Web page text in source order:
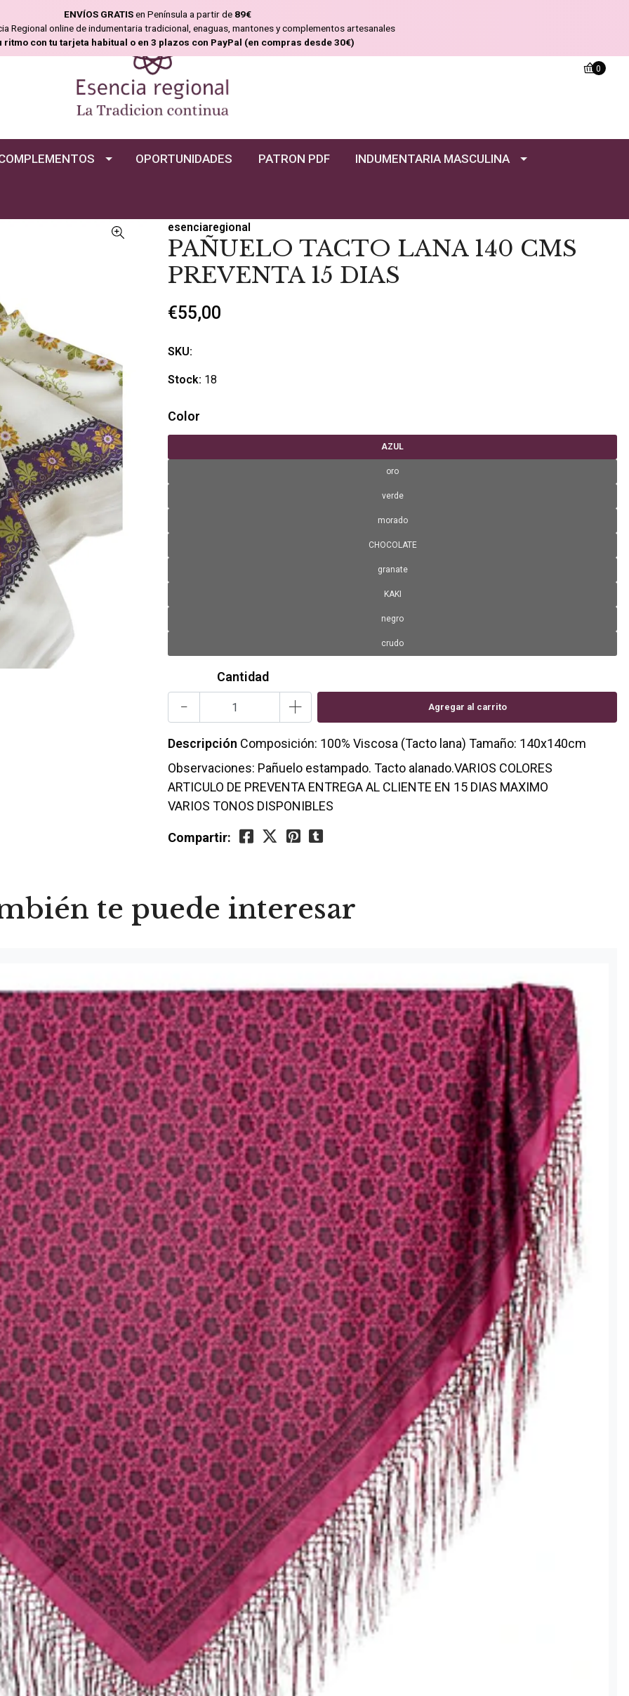
ENVÍOS GRATISen Península a partir de 89€
Regional online de indumentaria tradicional, enaguas, mantones y complementos artesanales
ritmo con tu tarjeta habitual o en 3 plazos con PayPal (en compras desde 30€)
0
OPORTUNIDADES PATRON PDF INDUMENTARIA MASCULINA
esenciaregional
PAÑUELO TACTO LANA 140 CMS
PREVENTA 15 DIAS
€55,00
SKU:
Stock: 18
Color
AZUL
oro
verde
morado
CHOCOLATE
granate
KAKI
negro
crudo
Cantidad
- +
Descripción Composición: 100% Viscosa (Tacto lana) Tamaño: 140x140cm
Observaciones: Pañuelo estampado. Tacto alanado.VARIOS COLORES
ARTICULO DE PREVENTA ENTREGA AL CLIENTE EN 15 DIAS MAXIMO
VARIOS TONOS DISPONIBLES
Compartir:
te puede interesar